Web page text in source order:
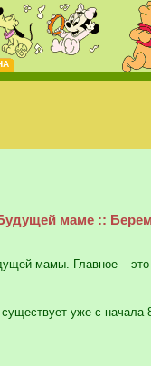
маме ::
мамы. Главное –
уже с